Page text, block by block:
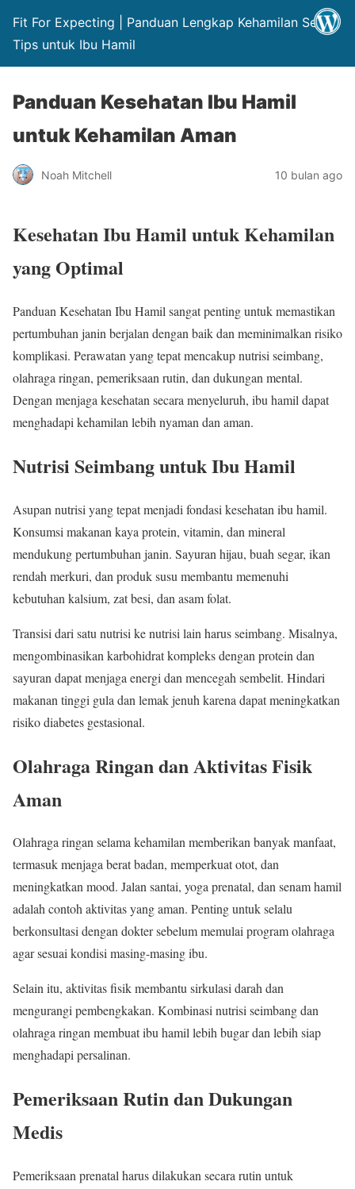
Fit For Expecting | Panduan Lengkap Kehamilan Sehat
Tips untuk Ibu Hamil
Panduan Kesehatan Ibu Hamil
untuk Kehamilan Aman
Noah Mitchell 10 bulan ago
Kesehatan Ibu Hamil untuk Kehamilan
yang Optimal
Panduan Kesehatan Ibu Hamil sangat penting untuk memastikan
pertumbuhan janin berjalan dengan baik dan meminimalkan risiko
komplikasi. Perawatan yang tepat mencakup nutrisi seimbang,
olahraga ringan, pemeriksaan rutin, dan dukungan mental.
Dengan menjaga kesehatan secara menyeluruh, ibu hamil dapat
menghadapi kehamilan lebih nyaman dan aman.
Nutrisi Seimbang untuk Ibu Hamil
Asupan nutrisi yang tepat menjadi fondasi kesehatan ibu hamil.
Konsumsi makanan kaya protein, vitamin, dan mineral
mendukung pertumbuhan janin. Sayuran hijau, buah segar, ikan
rendah merkuri, dan produk susu membantu memenuhi
kebutuhan kalsium, zat besi, dan asam folat.
Transisi dari satu nutrisi ke nutrisi lain harus seimbang. Misalnya,
mengombinasikan karbohidrat kompleks dengan protein dan
sayuran dapat menjaga energi dan mencegah sembelit. Hindari
makanan tinggi gula dan lemak jenuh karena dapat meningkatkan
risiko diabetes gestasional.
Olahraga Ringan dan Aktivitas Fisik
Aman
Olahraga ringan selama kehamilan memberikan banyak manfaat,
termasuk menjaga berat badan, memperkuat otot, dan
meningkatkan mood. Jalan santai, yoga prenatal, dan senam hamil
adalah contoh aktivitas yang aman. Penting untuk selalu
berkonsultasi dengan dokter sebelum memulai program olahraga
agar sesuai kondisi masing-masing ibu.
Selain itu, aktivitas fisik membantu sirkulasi darah dan
mengurangi pembengkakan. Kombinasi nutrisi seimbang dan
olahraga ringan membuat ibu hamil lebih bugar dan lebih siap
menghadapi persalinan.
Pemeriksaan Rutin dan Dukungan
Medis
Pemeriksaan prenatal harus dilakukan secara rutin untuk